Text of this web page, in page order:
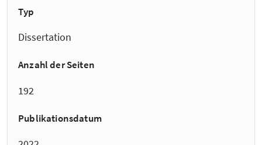
Typ
Dissertation
Anzahl der Seiten
192
Publikationsdatum